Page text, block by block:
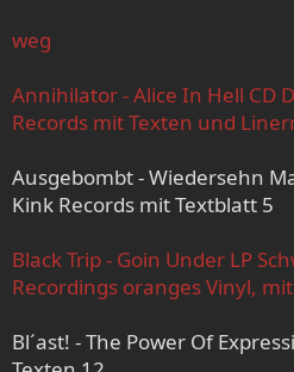
weg
Annihilator - Alice In Hell CD
Records mit Texten und
Ausgebombt - Wiedersehn
Kink Records mit Textblatt 5
Black Trip - Goin Under LP
Recordings oranges Vinyl,
Bl´ast! - The Power Of